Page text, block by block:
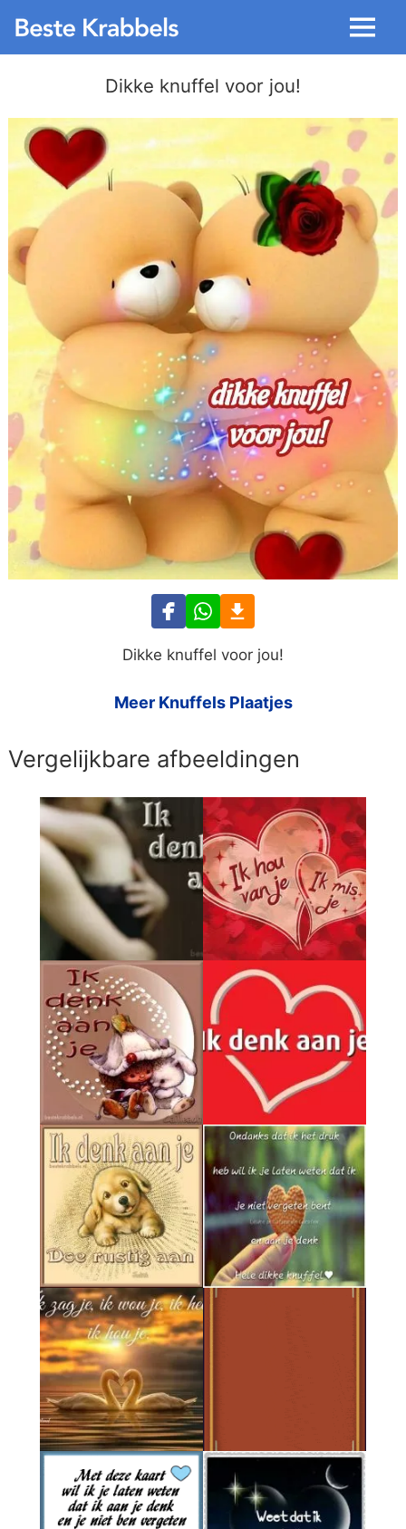
Menu
Dikke knuffel voor jou!
Dikke knuffel voor jou!
Meer Knuffels Plaatjes
Vergelijkbare afbeeldingen